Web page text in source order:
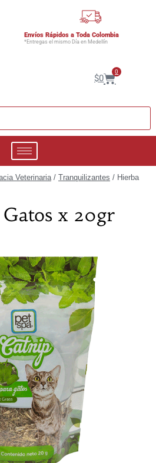
Envíos Rápidos a Toda Colombia
*Entregas el mismo Día en Medellín
$0
0
Veterinaria/ Tranquilizantes / Hierba
x 20gr